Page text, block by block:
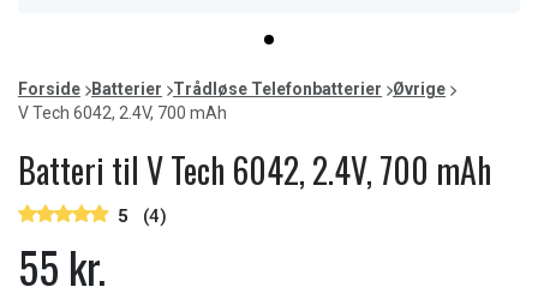
item
0
of
1
Forside Batterier Trådløse Telefonbatterier
Øvrige
V Tech 6042, 2.4V, 700 mAh
Batteri til V Tech 6042, 2.4V, 700 mAh
5 (4)
55 kr.